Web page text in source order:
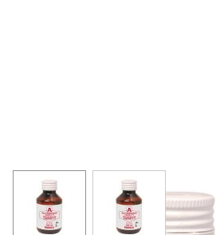
View larger imageView larger